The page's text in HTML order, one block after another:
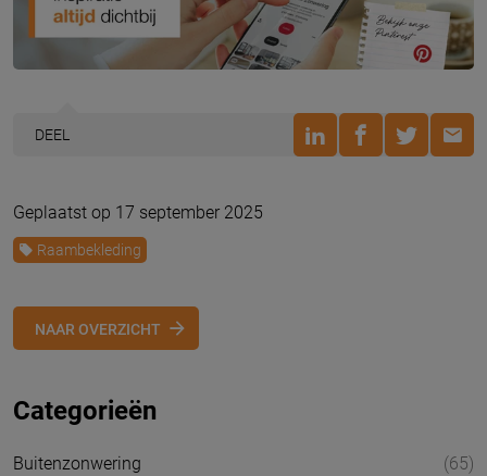
DEEL
Geplaatst op 17 september 2025
Raambekleding
NAAR OVERZICHT
Categorieën
Buitenzonwering (65)